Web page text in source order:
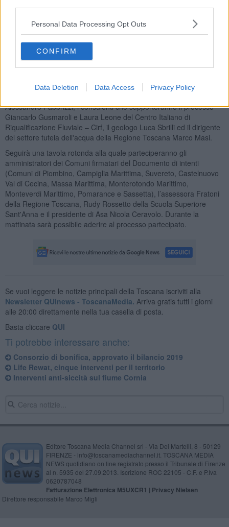
Personal Data Processing Opt Outs
CONFIRM
Data Deletion Data Access Privacy Policy
turistico ambientale dei corsi d'acqua e degli ambienti ad essi
connessi.
L'iniziativa dell'8 febbraio sarà aperto dal presidente del Consorzio
5 Toscana Costa Giancarlo Vallesi. Sarà poi la volta dei saluti
istituzionali del sindaco di Suvereto Giuliano Parodi, del segretario
dell'Autorità di bacino distrettuale Appennino Settentrionale
Fratoni. Ad illustrare obbiettivi e organizzazione del percorso
Alessandro Fabbrizzi, i consulenti che supporteranno il processo
Giancarlo Gusmaroli e Laura Leone del Centro Italiano di
Riqualificazione Fluviale – Cirf, il geologo Luca Sbrilli ed il dirigente
del settore tutela dell'acqua della Regione Toscana Marco Masi.
Seguirà una tavola rotonda alla quale parteciperanno gli
amministratori dei Comuni firmatari del Documento di intenti
(Comuni di Piombino, Campiglia Marittima, Suvereto, Castelnuovo
Val di Cecina, Massa Marittima, Monterotondo Marittimo,
Monteverdi Marittimo, Pomarance e Sassetta), l’assessora Fratoni
della Regione Toscana, Rudy Rossetto della Scuola Superiore
Sant'Anna e il presidente di Asa Nicola Ceravolo. Durante la
mattinata sarà possibile aderire al processo partecipato.
Se vuoi leggere le notizie principali della Toscana iscriviti alla
Newsletter QUInews - ToscanaMedia. Arriva gratis tutti i giorni
alle 20:00 direttamente nella tua casella di posta.
Basta cliccare QUI
Ti potrebbe interessare anche:
Consorzio di bonifica, approvato il bilancio 2019
Life Rewat, cinque interventi per il territorio
Interventi anti-siccità sul fiume Cornia
Editore Toscana Media Channel srl - Via Dei Martelli, 8 - 50129
FIRENZE - info@toscanamediachannel.it. TOSCANA MEDIA
NEWS quotidiano on line registrato presso il Tribunale di Firenze
al n. 5935 del 27.09.2013. Iscrizione ROC 22105 - C.F. e P.Iva
0620787048
Fatturazione Elettronica M5UXCR1 | Privacy Nielsen
Direttore responsabile Marco Migli